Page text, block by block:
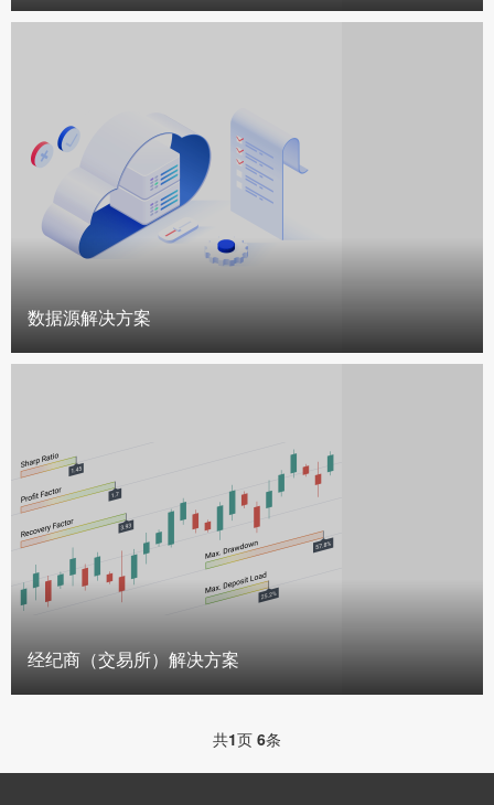
数据源解决方案
经纪商（交易所）解决方案
共1页 6条